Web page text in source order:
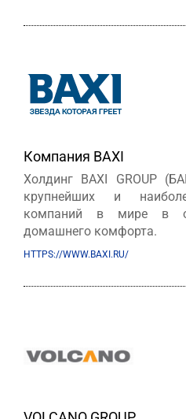
Компания BAXI
Холдинг BAXI GROUP
крупнейших и
компаний в мире в
домашнего комфорта.
HTTPS://WWW.BAXI.RU/